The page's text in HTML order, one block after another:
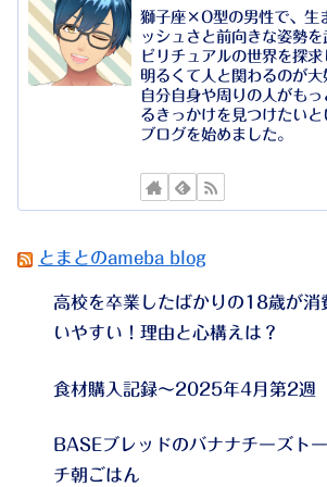
獅子座×O型の男性で、生
ッシュさと前向きな姿勢
ピリチュアルの世界を探求
明るくて人と関わるのが大
自分自身や周りの人がも
るきっかけを見つけたい
ブログを始めました。
とまとのameba blog
高校を卒業したばかりの18歳が消
いやすい！理由と心構えは？
食材購入記録～2025年4月第2週
BASEブレッドのバナナチーズト
チ朝ごはん